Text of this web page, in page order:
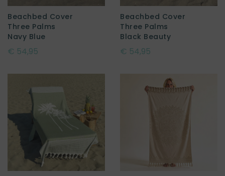
Beachbed Cover
Three Palms
Navy Blue
€ 54,95
Beachbed Cover
Three Palms
Black Beauty
€ 54,95